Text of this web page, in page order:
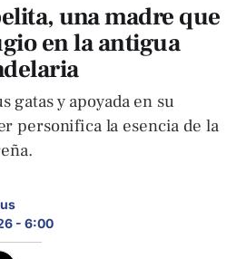
una madre que
en la antigua
gatas y apoyada en su
personifica la esencia de la
- 6:00